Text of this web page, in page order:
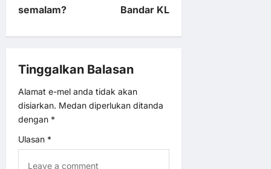
t
n
a
v
i
g
semalam?
Bandar KL
Tinggalkan Balasan
Alamat e-mel anda tidak akan
disiarkan. Medan diperlukan ditanda
dengan *
Ulasan *